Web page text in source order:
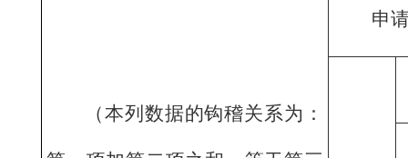
（本列数据的钩稽关系为：
申